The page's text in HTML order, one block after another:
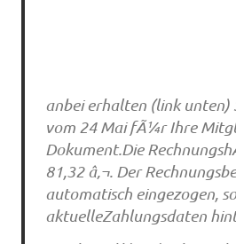
anbei erhalten (link unten)
vom 24 Mai fÃ¼r Ihre
Dokument.Die
81,32 â‚¬. Der
automatisch eingezogen,
aktuelleZahlungsdaten